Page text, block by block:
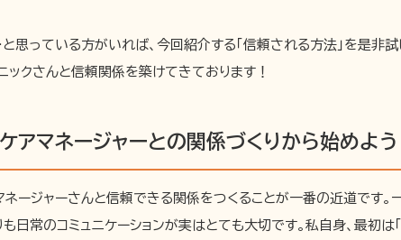
っている方がいれば、今回紹介する「信頼される方法」を是非試
ックさんと信頼関係を築けてきております！
マネージャーとの関係づくりから始めよう
ージャーさんと信頼できる関係をつくることが一番の近道です。
日常のコミュニケーションが実はとても大切です。私自身、最初は